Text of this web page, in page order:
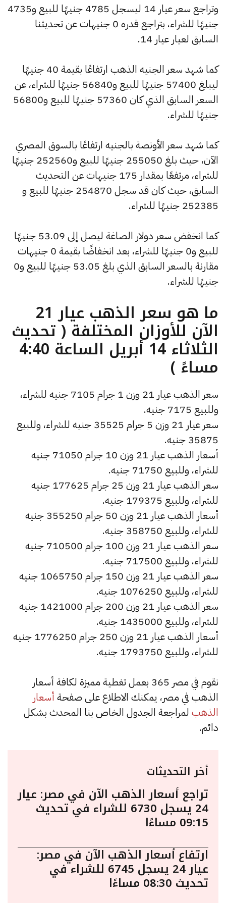
وتراجع سعر عيار 14 ليسجل 4785 جنيهًا للبيع و4735
جنيهًا للشراء، بتراجع قدره 0 جنيهات عن تحديثنا
السابق لعيار عيار 14.
كما شهد سعر الجنيه الذهب ارتفاعًا بقيمة 40 جنيهًا
ليبلغ 57400 جنيهًا للبيع و56840 جنيهًا للشراء، عن
السعر السابق الذي كان 57360 جنيهًا للبيع و56800
جنيهًا للشراء.
كما شهد سعر الأونصة بالجنيه ارتفاعًا بالسوق المصري
الآن، حيث بلغ 255050 جنيهًا للبيع و252560 جنيهًا
للشراء، مرتفعًا بمقدار 175 جنيهات عن التحديث
السابق، حيث كان قد سجل 254870 جنيهًا للبيع و
252385 جنيهًا للشراء.
كما انخفض سعر دولار الصاغة ليصل إلى 53.09 جنيهًا
للبيع و0 جنيهًا للشراء، بعد انخفاضًا بقيمة 0 جنيهات
مقارنة بالسعر السابق الذي بلغ 53.05 جنيهًا للبيع و0
جنيهًا للشراء.
ما هو سعر الذهب عيار 21
الآن للأوزان المختلفة ( تحديث
الثلاثاء 14 أبريل الساعة 4:40
مساءً )
سعر الذهب عيار 21 وزن 1 جرام 7105 جنيه للشراء،
وللبيع 7175 جنيه.
سعر عيار 21 وزن 5 جرام 35525 جنيه للشراء، وللبيع
35875 جنيه.
أسعار الذهب عيار 21 وزن 10 جرام 71050 جنيه
للشراء، وللبيع 71750 جنيه.
سعر الذهب عيار 21 وزن 25 جرام 177625 جنيه
للشراء، وللبيع 179375 جنيه.
أسعار الذهب عيار 21 وزن 50 جرام 355250 جنيه
للشراء، وللبيع 358750 جنيه.
سعر الذهب عيار 21 وزن 100 جرام 710500 جنيه
للشراء، وللبيع 717500 جنيه.
سعر الذهب عيار 21 وزن 150 جرام 1065750 جنيه
للشراء، وللبيع 1076250 جنيه.
سعر الذهب عيار 21 وزن 200 جرام 1421000 جنيه
للشراء، وللبيع 1435000 جنيه.
أسعار الذهب عيار 21 وزن 250 جرام 1776250 جنيه
للشراء، وللبيع 1793750 جنيه.
نقوم في مصر 365 بعمل تغطية مميزة لكافة أسعار
الذهب في مصر، يمكنك الاطلاع على صفحة أسعار
الذهب لمراجعة الجدول الخاص بنا المحدث بشكل
دائم.
أخر التحديثات
تراجع أسعار الذهب الآن في مصر: عيار
24 يسجل 6730 للشراء في تحديث
09:15 مساءًا
ارتفاع أسعار الذهب الآن في مصر:
عيار 24 يسجل 6745 للشراء في
تحديث 08:30 مساءًا